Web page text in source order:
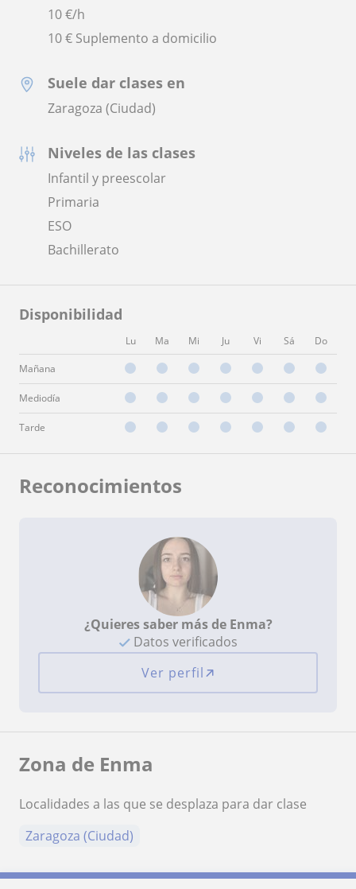
10€/h
10 € Suplemento a domicilio
Suele dar clases en
Zaragoza (Ciudad)
Niveles de las clases
Infantil y preescolar
Primaria
ESO
Bachillerato
Disponibilidad
Lu Ma Mi Ju Vi Sá Do
Mañana
Mediodía
Tarde
Reconocimientos
¿Quieres saber más de Enma?
Datos verificados
Ver perfil
Zona de Enma
Localidades a las que se desplaza para dar clase
Zaragoza (Ciudad)